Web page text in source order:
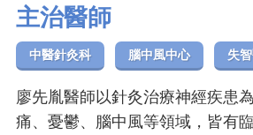
主治醫師
中醫針灸科 腦中風中心 失
廖先胤醫師以針灸治療神經疾患
痛、憂鬱、腦中風等領域，皆有